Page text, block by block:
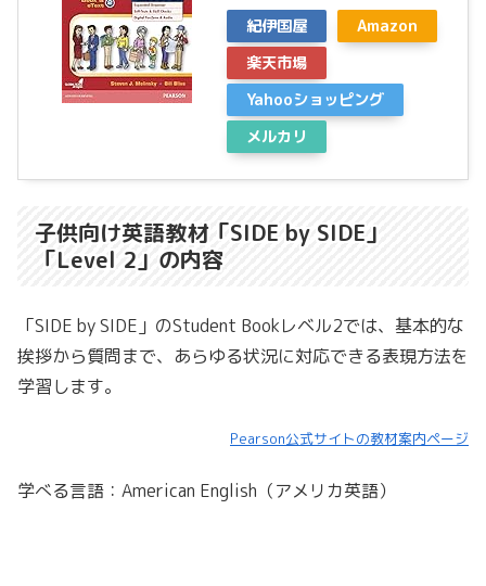
紀伊国屋
Amazon
楽天市場
Yahooショッピング
メルカリ
子供向け英語教材「SIDE by SIDE」
「Level 2」の内容
「SIDE by SIDE」のStudent Bookレベル2では、基本的な
挨拶から質問まで、あらゆる状況に対応できる表現方法を
学習します。
Pearson公式サイトの教材案内ページ
学べる言語：American English（アメリカ英語）